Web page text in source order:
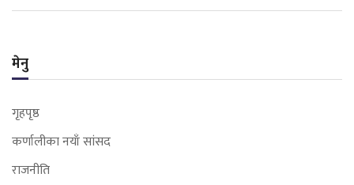
मेनु
गृहपृष्ठ
कर्णालीका नयाँ सांसद
राजनीति